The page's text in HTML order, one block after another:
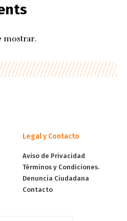
mostrar.
Legal y Contacto
Aviso de Privacidad
Términos y Condiciones.
Denuncia Ciudadana
Contacto